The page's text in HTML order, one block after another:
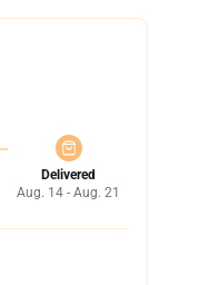
Delivered
Aug. 14 - Aug. 21